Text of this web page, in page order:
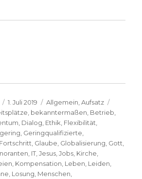
Veröffentlicht
am
1. Juli 2019 Kategorien
Allgemein ,Aufsatz
bekanntermaßen Betrieb
Dialog Ethik Flexibilität
gering Geringqualifizierte
Glaube Globalisierung Gott
IT ,Jesus ,Jobs Kirche
Kompensation Leben Leiden
Losung Menschen